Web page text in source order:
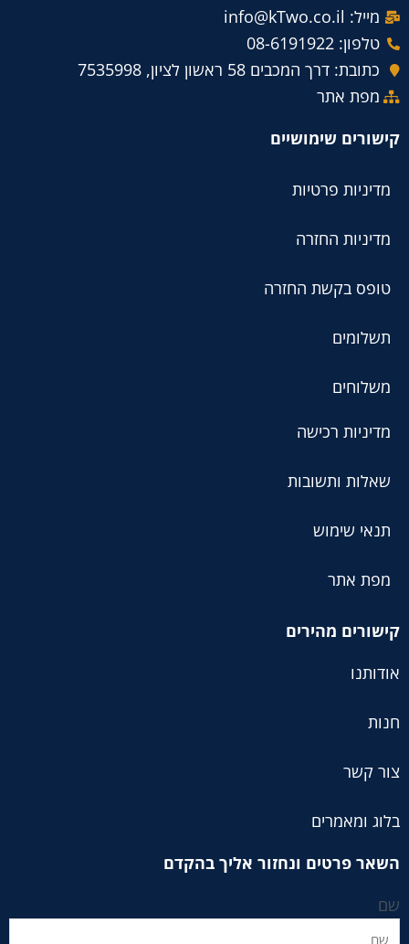
מייל: info@kTwo.co.il
טלפון: 08-6191922
כתובת: דרך המכבים 58 ראשון לציון, 7535998
מפת אתר
קישורים שימושיים
מדיניות פרטיות
מדיניות החזרה
טופס בקשת החזרה
תשלומים
משלוחים
מדיניות רכישה
שאלות ותשובות
תנאי שימוש
מפת אתר
קישורים מהירים
אודותנו
חנות
צור קשר
בלוג ומאמרים
השאר פרטים ונחזור אליך בהקדם
שם